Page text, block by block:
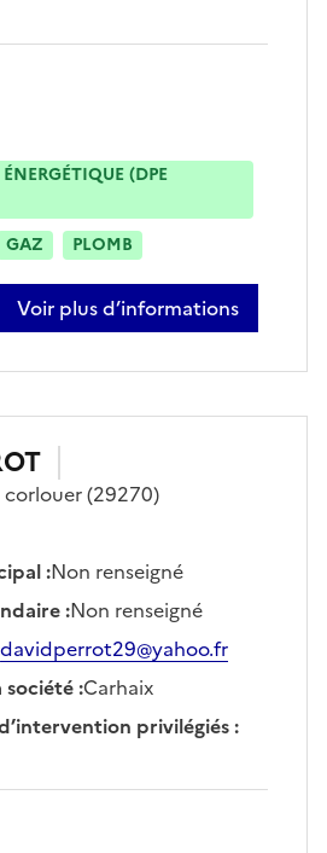
(DPE
GAZ PLOMB
Voir plus d’informations
sur céline le bris baudet
(29270)
:Non renseigné
:Non renseigné
davidperrot29@yahoo.fr
société:Carhaix
privilégiés: